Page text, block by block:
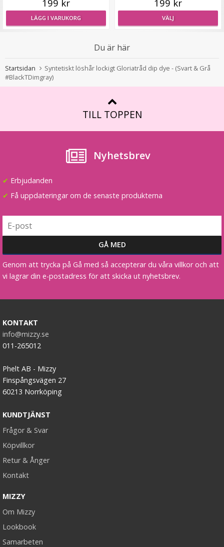
79 kr
VÄLJ
Fiskbensfläta syntetiskt löshår 50cm
199 kr
VÄLJ
199 kr
LÄGG I VARUKORG
199 kr
VÄLJ
Du är här
Startsidan
Syntetiskt löshår lockigt Gloriatråd dip dye - (Svart & Grå
#BlackTDimgray)
TILL TOPPEN
Nyhetsbrev
✔ Erbjudanden
✔ Få uppdateringar om de senaste produkterna
Genom att trycka på Gå med så accepterar du våra villkor och att
vi lagrar din e-postadress för att skicka ut nyhetsbrev.
KONTAKT
info@mizzy.se
011-265012
Phelt AB - Mizzy
Finspångsvägen 27
60213 Norrköping
KUNDTJÄNST
Frågor & Svar
Köpvillkor
Retur & Ånger
Kontakt
MIZZY
Om Mizzy
Lookbook
Samarbeten